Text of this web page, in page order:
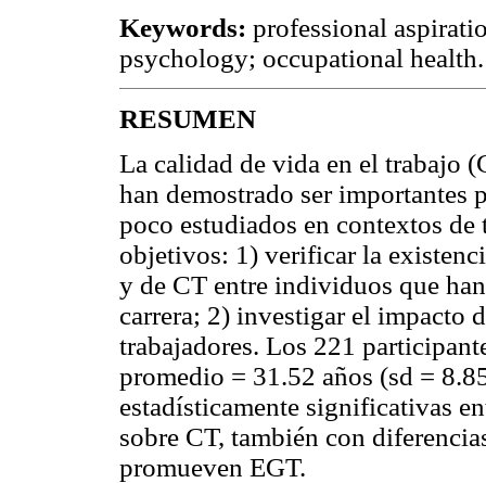
Keywords: professional
psychology; occupational health.
RESUMEN
La calidad de vida en el trabajo
han demostrado ser importantes
poco estudiados en contextos
objetivos: 1) verificar la
y de CT entre individuos que
carrera; 2) investigar el impacto
trabajadores. Los 221
promedio = 31.52 años (sd =
estadísticamente significativas
sobre CT, también con
promueven EGT.